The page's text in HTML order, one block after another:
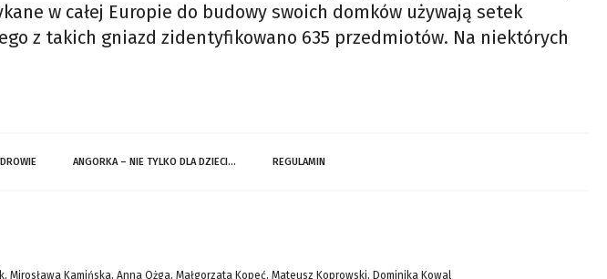
w całej Europie do budowy swoich domków używają setek
z takich gniazd zidentyfikowano 635 przedmiotów. Na niektórych
ANGORKA – NIE TYLKO DLA DZIECI… REGULAMIN
Mirosława Kamińska, Anna Ożga, Małgorzata Kopeć, Mateusz Koprowski, Dominika Kowal